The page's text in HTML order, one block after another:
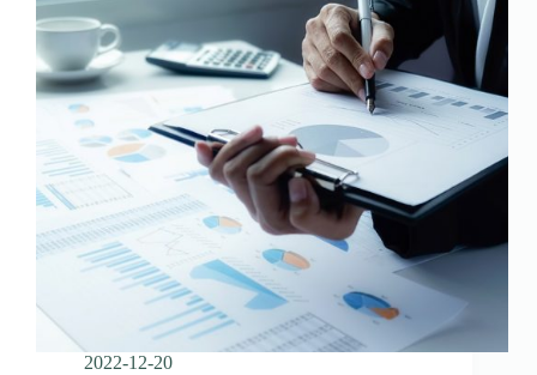
2022-12-20